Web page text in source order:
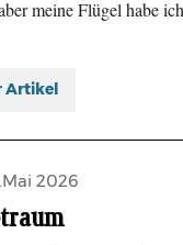
meine Flügel habe
Artikel
2026